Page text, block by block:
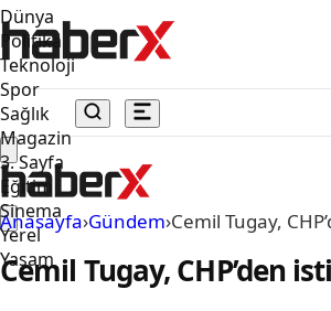
Dünya
Politika
Teknoloji
Spor
Sağlık
Magazin
3. Sayfa
Eğitim
Sinema
Yerel
Yaşam
Anasayfa›Gündem›Cemil Tugay,
Cemil Tugay, CHP’den